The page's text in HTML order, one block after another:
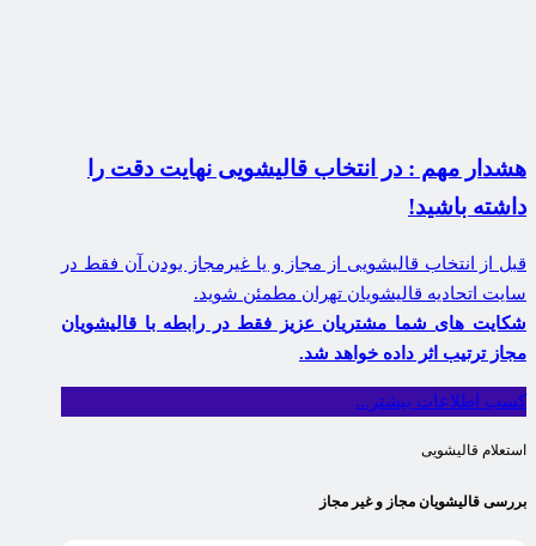
هشدار مهم : در انتخاب قالیشویی نهایت دقت را
داشته باشید!
قبل از انتخاب قالیشویی از مجاز و یا غیرمجاز بودن آن فقط در
سایت اتحادیه قالیشویان تهران مطمئن شوید.
شکایت های شما مشتریان عزیز فقط در رابطه با قالیشویان
مجاز ترتیب اثر داده خواهد شد.
کسب اطلاعات بیشتر...
استعلام قالیشویی
بررسی قالیشویان مجاز و غیر مجاز